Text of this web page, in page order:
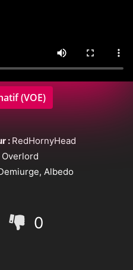
(VOE)
: RedHornyHead
Overlord
Albedo
0